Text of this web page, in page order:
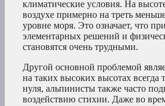
климатические условия. На
воздухе примерно на треть
уровне моря. Это означает, что
элементарных решений и
становятся очень трудными.
Другой основной проблемой
на таких высоких высотах всегда
нуля, альпинисты также часто
воздействию стихии. Даже во